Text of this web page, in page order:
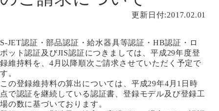
更新日付:2017.02.01
S-JET認証・部品認証・給水器具等認証・HB認証・ロ
ボット認証及びJIS認証につきましては、平成29年度登
録維持料を、4月以降順次ご請求させていただく予定で
す。
この登録維持料の算出については、平成29年4月1日時
点で認証を継続している認証書、登録モデル及び登録工
場の数に基づいております。